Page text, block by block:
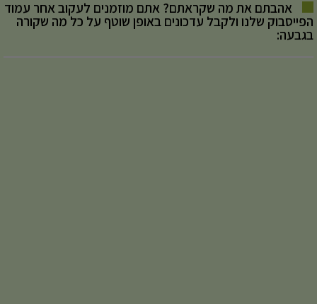
אהבתם את מה שקראתם? אתם מוזמנים לעקוב אחר עמוד
הפייסבוק שלנו ולקבל עדכונים באופן שוטף על כל מה שקורה
בגבעה: